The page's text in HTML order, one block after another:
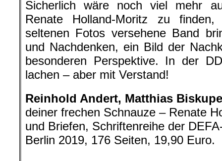
Sicherlich wäre noch viel mehr
Renate Holland-Moritz zu
seltenen Fotos versehene Band
und Nachdenken, ein Bild der
besonderen Perspektive. In der
lachen – aber mit Verstand!
Reinhold Andert, Matthias
deiner frechen Schnauze – Renate
und Briefen, Schriftenreihe der
Berlin 2019, 176 Seiten, 19,90 Euro.